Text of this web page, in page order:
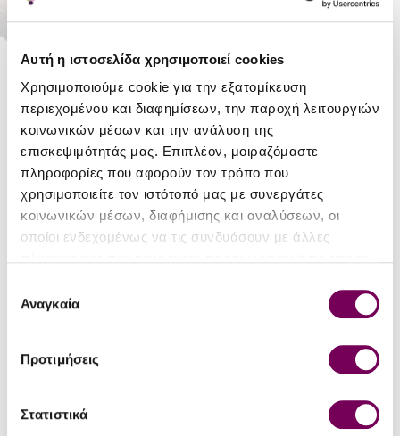
Αυτή η ιστοσελίδα χρησιμοποιεί cookies
Χρησιμοποιούμε cookie για την εξατομίκευση
περιεχομένου και διαφημίσεων, την παροχή λειτουργιών
κοινωνικών μέσων και την ανάλυση της
επισκεψιμότητάς μας. Επιπλέον, μοιραζόμαστε
πληροφορίες που αφορούν τον τρόπο που
χρησιμοποιείτε τον ιστότοπό μας με συνεργάτες
κοινωνικών μέσων, διαφήμισης και αναλύσεων, οι
οποίοι ενδεχομένως να τις συνδυάσουν με άλλες
των υπηρεσιών τους.
συγκατάθεσης
Αναγκαία
Προτιμήσεις
Στατιστικά
Manousakis -
DETAILS
Style
Still Dry
Type
Product of Greece
Region
Chania
Variety
Romeiko
Bottle Size
(lt)
Vinification
Aged in French oak barrels.